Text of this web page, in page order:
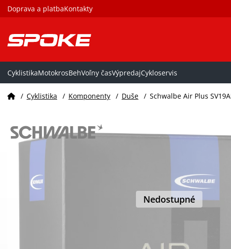
Doprava a platbaKontakty
CyklistikaMotokrosBehVoľny časVýpredajCykloservis
/ Cyklistika / Komponenty / Duše / Schwalbe Air Plus
Nedostupné